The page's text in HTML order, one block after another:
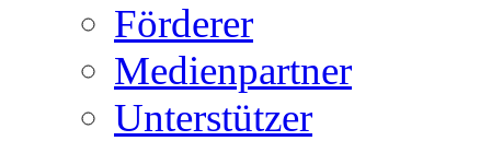
Förderer
Medienpartner
Unterstützer